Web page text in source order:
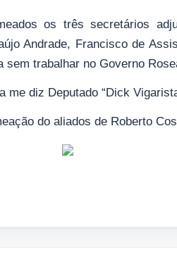
os três secretários
Andrade, Francisco de
sem trabalhar no Governo
me diz Deputado “Dick
do aliados de Roberto